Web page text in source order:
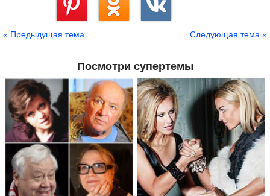
« Предыдущая тема Следующая тема »
Посмотри супертемы